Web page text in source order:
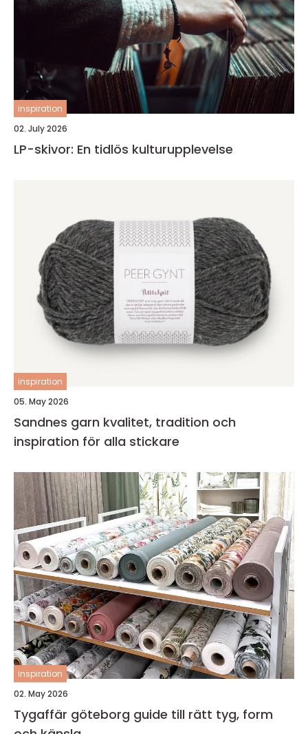
inspiration
02. July 2026
LP-skivor: En tidlös kulturupplevelse
inspiration
05. May 2026
Sandnes garn kvalitet, tradition och
inspiration för alla stickare
inspiration
02. May 2026
Tygaffär göteborg guide till rätt tyg, form